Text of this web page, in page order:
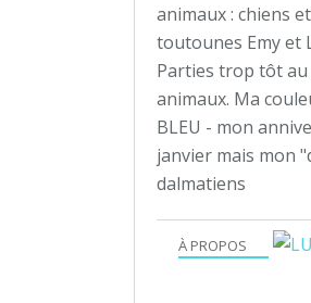
animaux : chiens
toutounes Emy et
Parties trop tôt au
animaux. Ma
BLEU - mon
janvier mais mon
dalmatiens
À PROPOS